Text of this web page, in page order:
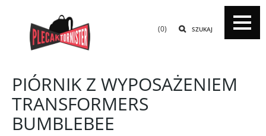
SZUKAJ
(0)
PIÓRNIK Z WYPOSAŻENIEM
TRANSFORMERS
BUMBLEBEE